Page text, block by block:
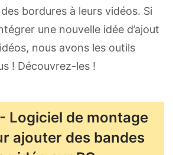
bordures à leurs vidéos. Si
une nouvelle idée d’ajout
nous avons les outils
! Découvrez-les !
Logiciel de montage
ajouter des bandes